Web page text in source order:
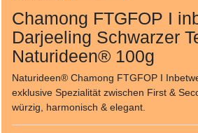
Chamong FTGFOP I
Darjeeling Schwarzer
Naturideen® 100g
Naturideen® Chamong FTGFOP I
exklusive Spezialität zwischen First &
würzig, harmonisch & elegant.